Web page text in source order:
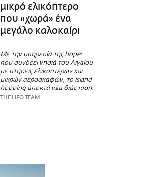
μικρό ελικόπτερο
που «χωρά» ένα
μεγάλο καλοκαίρι
Με την υπηρεσία της hoper
που συνδέει νησιά του Αιγαίου
με πτήσεις ελικοπτέρων και
μικρών αεροσκαφών, το island
hopping αποκτά νέα διάσταση.
THE LIFO TEAM